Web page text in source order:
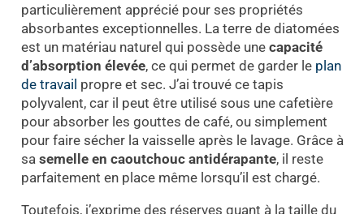
particulièrement apprécié pour ses propriétés
absorbantes exceptionnelles. La terre de diatomées
est un matériau naturel qui possède une capacité
d’absorption élevée, ce qui permet de garder le plan
de travail propre et sec. J’ai trouvé ce tapis
polyvalent, car il peut être utilisé sous une cafetière
pour absorber les gouttes de café, ou simplement
pour faire sécher la vaisselle après le lavage. Grâce à
sa semelle en caoutchouc antidérapante, il reste
parfaitement en place même lorsqu’il est chargé.
Toutefois, j’exprime des réserves quant à la taille du